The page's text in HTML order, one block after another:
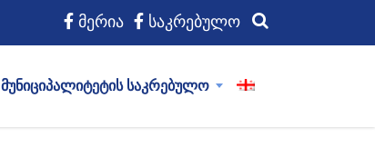
მერია საკრებულო
მუნიციპალიტეტის საკრებულო